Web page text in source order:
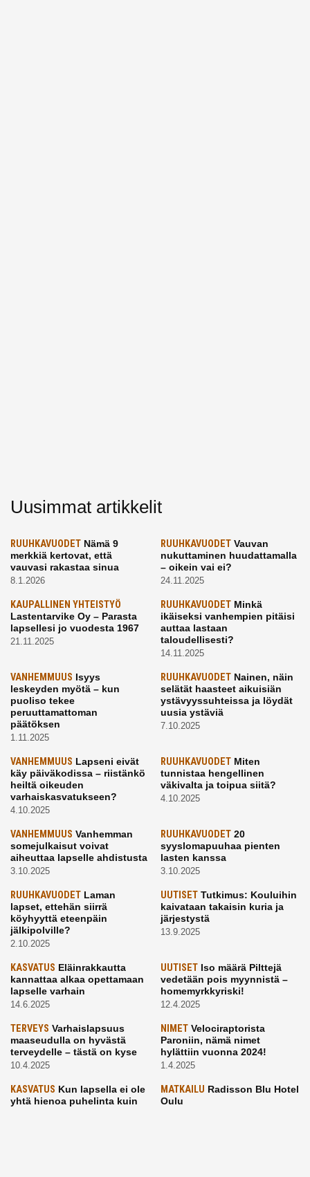
Uusimmat artikkelit
RUUHKAVUODET Nämä 9
merkkiä kertovat, että
vauvasi rakastaa sinua
8.1.2026
RUUHKAVUODETVauvan
nukuttaminen huudattamalla
– oikein vai ei?
24.11.2025
KAUPALLINEN YHTEISTYÖ
Lastentarvike Oy – Parasta
lapsellesi jo vuodesta 1967
21.11.2025
RUUHKAVUODETMinkä
ikäiseksi vanhempien pitäisi
auttaa lastaan
taloudellisesti?
14.11.2025
VANHEMMUUS Isyys
leskeyden myötä – kun
puoliso tekee
peruuttamattoman
päätöksen
1.11.2025
RUUHKAVUODETNainen, näin
selätät haasteet aikuisiän
ystävyyssuhteissa ja löydät
uusia ystäviä
7.10.2025
VANHEMMUUS Lapseni eivät
käy päiväkodissa – riistänkö
heiltä oikeuden
varhaiskasvatukseen?
4.10.2025
RUUHKAVUODETMiten
tunnistaa hengellinen
väkivalta ja toipua siitä?
4.10.2025
VANHEMMUUS Vanhemman
somejulkaisut voivat
aiheuttaa lapselle ahdistusta
3.10.2025
RUUHKAVUODET20
syyslomapuuhaa pienten
lasten kanssa
3.10.2025
RUUHKAVUODET Laman
lapset, ettehän siirrä
köyhyyttä eteenpäin
jälkipolville?
2.10.2025
UUTISETTutkimus: Kouluihin
kaivataan takaisin kuria ja
järjestystä
13.9.2025
KASVATUS Eläinrakkautta
kannattaa alkaa opettamaan
lapselle varhain
14.6.2025
UUTISETIso määrä Pilttejä
vedetään pois myynnistä –
homemyrkkyriski!
12.4.2025
TERVEYS Varhaislapsuus
maaseudulla on hyvästä
terveydelle – tästä on kyse
10.4.2025
NIMETVelociraptorista
Paroniin, nämä nimet
hylättiin vuonna 2024!
1.4.2025
KASVATUS Kun lapsella ei ole
yhtä hienoa puhelinta kuin
MATKAILU Radisson Blu Hotel
Oulu